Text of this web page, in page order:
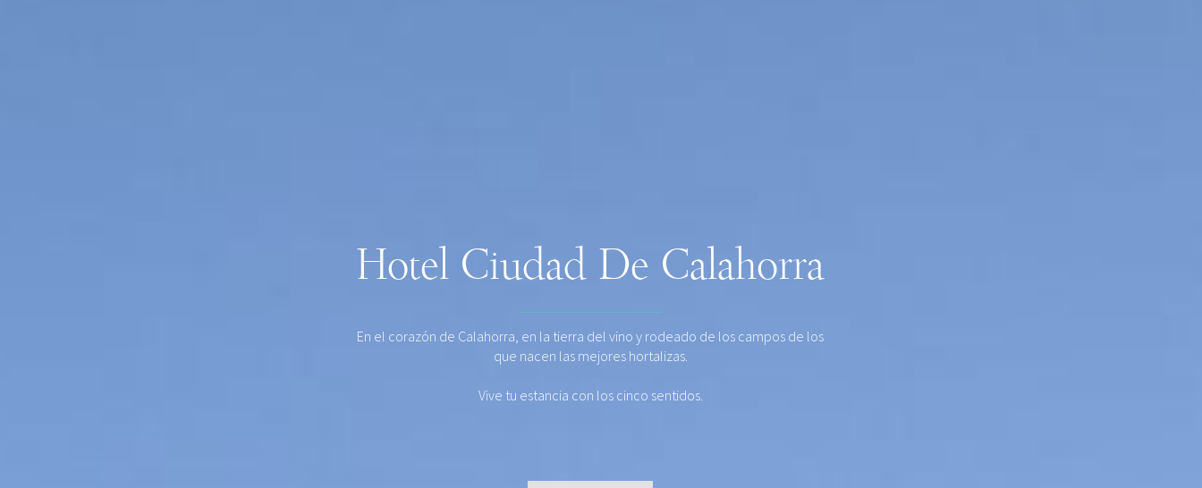
Hotel Ciudad De Calahorra
En el corazón de Calahorra, en la tierra del vino y rodeado de los campos de los
que nacen las mejores hortalizas.
Vive tu estancia con los cinco sentidos.